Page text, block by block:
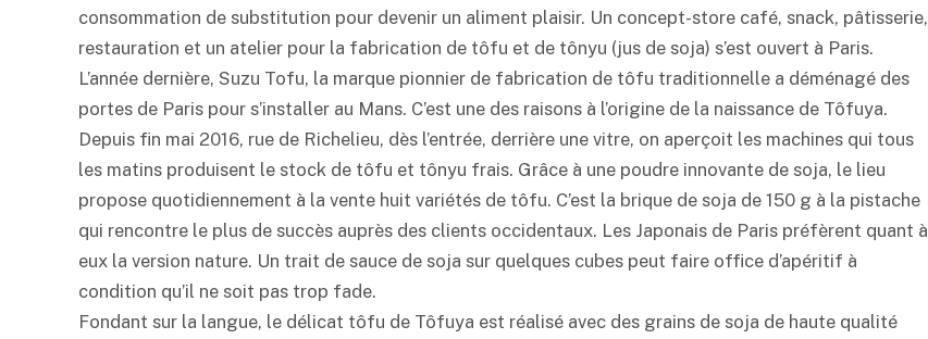
consommation de substitution pour devenir un aliment plaisir. Un concept-store café, snack, pâtisserie,
restauration et un atelier pour la fabrication de tôfu et de tônyu (jus de soja) s’est ouvert à Paris.
L’année dernière, Suzu Tofu, la marque pionnier de fabrication de tôfu traditionnelle a déménagé des
portes de Paris pour s’installer au Mans. C’est une des raisons à l’origine de la naissance de Tôfuya.
Depuis fin mai 2016, rue de Richelieu, dès l’entrée, derrière une vitre, on aperçoit les machines qui tous
les matins produisent le stock de tôfu et tônyu frais. Grâce à une poudre innovante de soja, le lieu
propose quotidiennement à la vente huit variétés de tôfu. C’est la brique de soja de 150 g à la pistache
qui rencontre le plus de succès auprès des clients occidentaux. Les Japonais de Paris préfèrent quant à
eux la version nature. Un trait de sauce de soja sur quelques cubes peut faire office d’apéritif à
condition qu’il ne soit pas trop fade.
Fondant sur la langue, le délicat tôfu de Tôfuya est réalisé avec des grains de soja de haute qualité